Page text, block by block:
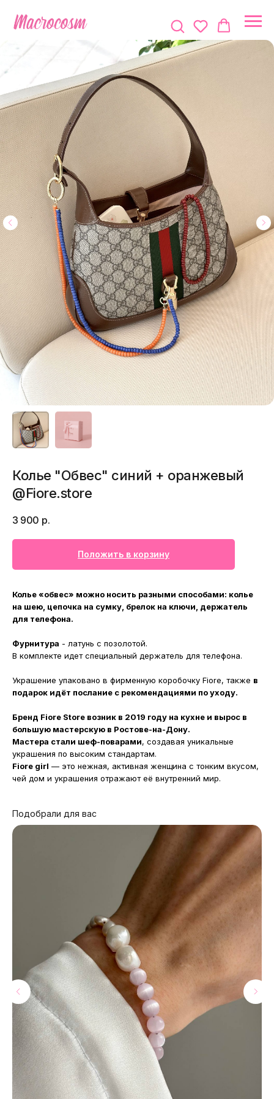
Колье "Обвес" синий + оранжевый
@Fiore.store
3 900 р.
Положить в корзину
Колье «обвес» можно носить разными способами: колье
на шею, цепочка на сумку, брелок на ключи, держатель
для телефона.
Фурнитура - латунь с позолотой.
В комплекте идет специальный держатель для телефона.
Украшение упаковано в фирменную коробочку Fiore, также в
подарок идёт послание с рекомендациями по уходу.
Бренд Fiore Store возник в 2019 году на кухне и вырос в
большую мастерскую в Ростове-на-Дону.
Мастера стали шеф-поварами, создавая уникальные
украшения по высоким стандартам.
Fiore girl — это нежная, активная женщина с тонким вкусом,
чей дом и украшения отражают её внутренний мир.
Подобрали для вас
МАГАЗИНЫ
Потрогать, примерить,
ВЛЮБИТЬСЯ И КУПИТЬ
наш бренд вы можете по адресу